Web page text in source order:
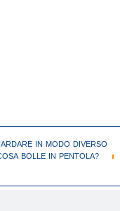
IN MODO DIVERSO
BOLLE IN PENTOLA?